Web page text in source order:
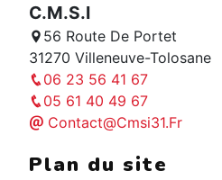
C.M.S.I
56 Route De Portet
31270 Villeneuve-Tolosane
06 23 56 41 67
05 61 40 49 67
Contact@cmsi31.fr
Plan du site